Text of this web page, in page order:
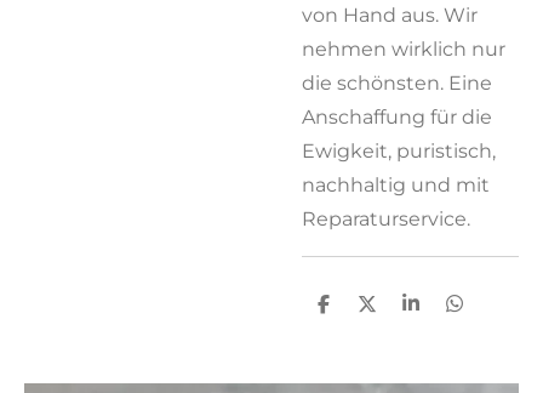
von Hand aus. Wir
nehmen wirklich nur
die schönsten. Eine
Anschaffung für die
Ewigkeit, puristisch,
nachhaltig und mit
Reparaturservice.
T
T
T
T